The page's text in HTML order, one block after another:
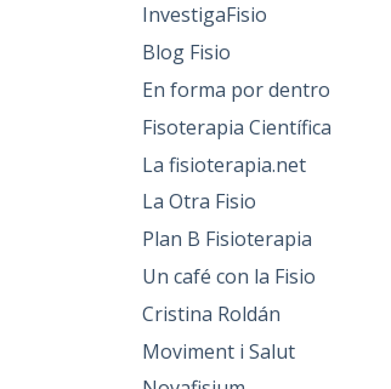
InvestigaFisio
Blog Fisio
En forma por dentro
Fisoterapia Científica
La fisioterapia.net
La Otra Fisio
Plan B Fisioterapia
Un café con la Fisio
Cristina Roldán
Moviment i Salut